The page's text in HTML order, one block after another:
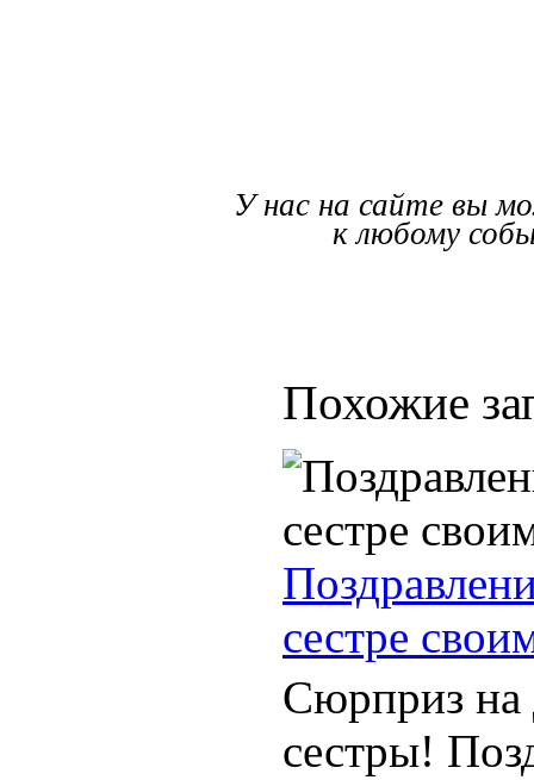
У нас на сайте вы
к любому
Похожие
сестре
Сюрприз на
сестры!